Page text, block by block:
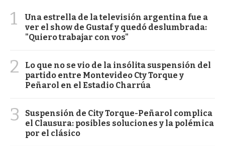
1
Una estrella de la televisión argentina fue a
ver el show de Gustaf y quedó deslumbrada:
"Quiero trabajar con vos"
2
Lo que no se vio de la insólita suspensión del
partido entre Montevideo Cty Torque y
Peñarol en el Estadio Charrúa
3
Suspensión de City Torque-Peñarol complica
el Clausura: posibles soluciones y la polémica
por el clásico